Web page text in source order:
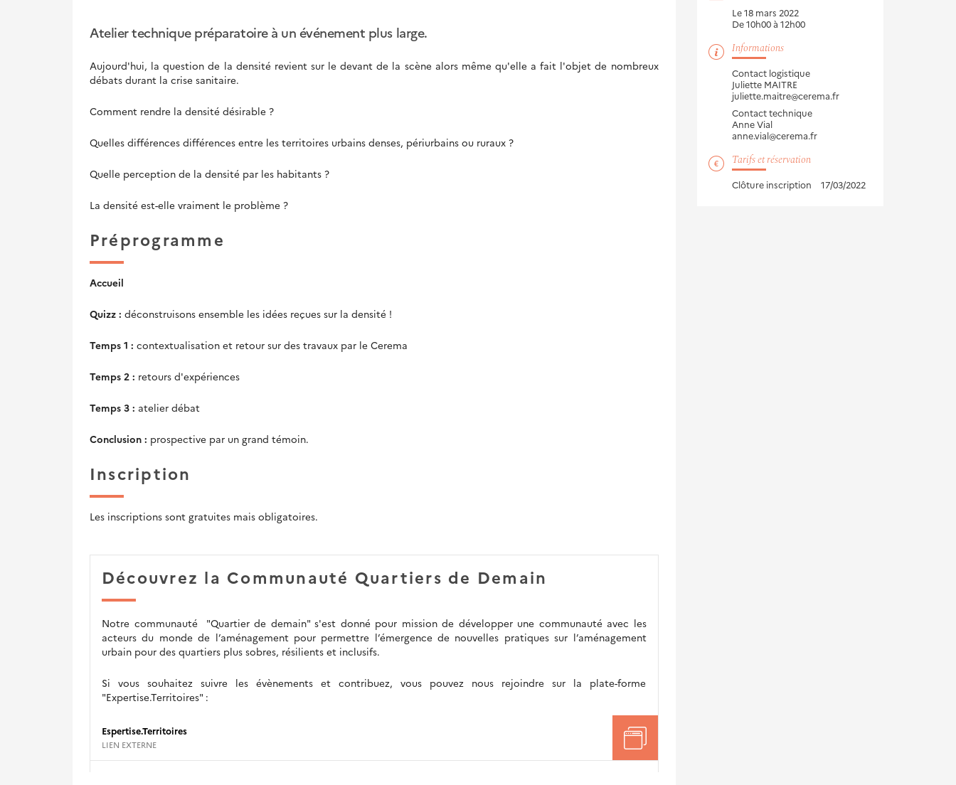
Le 18 mars 2022
De 10h00 à 12h00
Informations
Contact logistique
Juliette MAITRE
juliette.maitre@cerema.fr
Contact technique
Anne Vial
anne.vial@cerema.fr
Tarifs et réservation
Clôture inscription 17/03/2022
Atelier technique préparatoire à un événement plus large.
Aujourd'hui, la question de la densité revient sur le devant de la scène alors même qu'elle a fait l'objet de nombreux
débats durant la crise sanitaire.
Comment rendre la densité désirable ?
Quelles différences différences entre les territoires urbains denses, périurbains ou ruraux ?
Quelle perception de la densité par les habitants ?
La densité est-elle vraiment le problème ?
Préprogramme
Accueil
Quizz : déconstruisons ensemble les idées reçues sur la densité !
Temps 1 : contextualisation et retour sur des travaux par le Cerema
Temps 2 : retours d'expériences
Temps 3 : atelier débat
Conclusion : prospective par un grand témoin.
Inscription
Les inscriptions sont gratuites mais obligatoires.
Découvrez la Communauté Quartiers de Demain
Notre communauté "Quartier de demain" s'est donné pour mission de développer une communauté avec les
acteurs du monde de l’aménagement pour permettre l’émergence de nouvelles pratiques sur l’aménagement
urbain pour des quartiers plus sobres, résilients et inclusifs.
Si vous souhaitez suivre les évènements et contribuez, vous pouvez nous rejoindre sur la plate-forme
"Expertise.Territoires" :
Espertise.Territoires
LIEN EXTERNE